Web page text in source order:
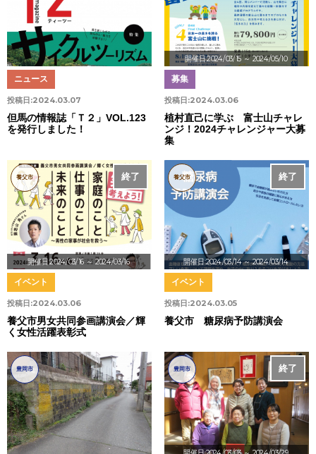
投稿日:2024.03.07
ニュース
但馬の情報誌「Ｔ２」VOL.123
を発行しました！
開催日:2024/03/15 ～ 2024/05/10
投稿日:2024.03.06
募集
植村直己に学ぶ 富士山チャレ
ンジ！2024チャレンジャー大募
集
開催日:2024/03/16 ～ 2024/03/16
終了
養父市
投稿日:2024.03.06
イベント
養父市男女共同参画講演会／輝
く女性活躍表彰式
開催日:2024/03/14～ 2024/03/14
終了
養父市
投稿日:2024.03.05
イベント
養父市 糖尿病予防講演会
豊岡市 終了
豊岡市